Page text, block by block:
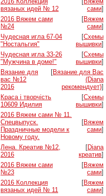
вязаных идей № 12
сами]
2016 Вяжем сами
№24
[Вяжем
сами]
Чудесная игла 67-04
"Ностальгия"
[Схемы
вышивки]
Чудесная игла 33-26
"Мужчина в доме!"
[Схемы
вышивки]
Вязание для
вас №12
2016
[Вязание для Вас
(Diana
рекомендует)]
Краса i творчiсть
10609 Идилия
[Схемы
вышивки]
2016 Вяжем сами № 11.
Спецвыпуск.
Праздничные модели к
Новому году.
[Вяжем
сами]
Лена. Креатив №12,
2016
[Diana
креатив]
2016 Вяжем сами
№23
[Вяжем
сами]
2016 Коллекция
вязаных идей № 11
[Вяжем
сами]